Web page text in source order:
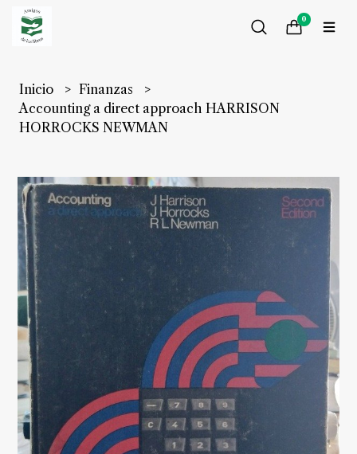
0
Inicio
Finanzas
Accounting a direct approach HARRISON
HORROCKS NEWMAN